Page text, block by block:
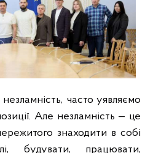
часто уявляємо
Але незламність — це
знаходити в собі
будувати, працювати,